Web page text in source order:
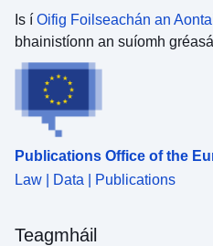
Is í Oifig Foilseachán an
bhainistíonn an suíomh
Publications Office of the
Law | Data | Publications
Teagmháil